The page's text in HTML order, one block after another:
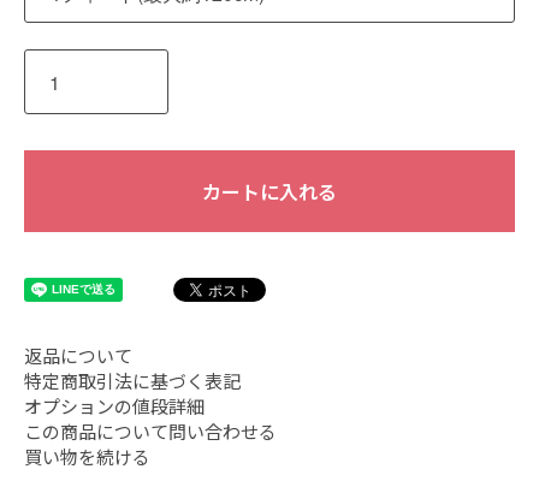
カートに入れる
返品について
特定商取引法に基づく表記
オプションの値段詳細
この商品について問い合わせる
買い物を続ける